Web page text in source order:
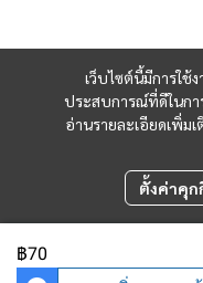
฿70
เว็บไซต์นี้มีการใช้
ประสบการณ์ที่ดีในกา
อ่านรายละเอียดเพิ่มเ
ตั้งค่าคุก
Copyright 2023 | All